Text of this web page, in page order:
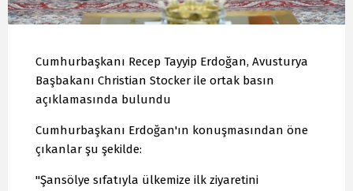
Cumhurbaşkanı Recep Tayyip Erdoğan, Avusturya
Başbakanı Christian Stocker ile ortak basın
açıklamasında bulundu
Cumhurbaşkanı Erdoğan'ın konuşmasından öne
çıkanlar şu şekilde:
"Şansölye sıfatıyla ülkemize ilk ziyaretini